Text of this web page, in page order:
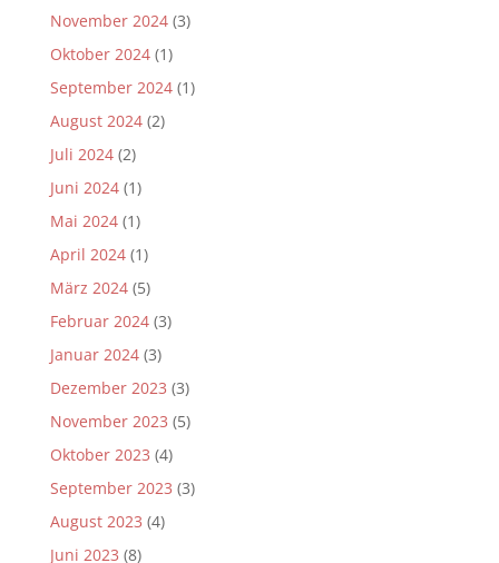
November 2024(3)
Oktober 2024(1)
September 2024(1)
August 2024(2)
Juli 2024(2)
Juni 2024(1)
Mai 2024(1)
April 2024(1)
März 2024(5)
Februar 2024(3)
Januar 2024(3)
Dezember 2023 (3)
November 2023 (5)
Oktober 2023 (4)
September 2023 (3)
August 2023 (4)
Juni 2023 (8)